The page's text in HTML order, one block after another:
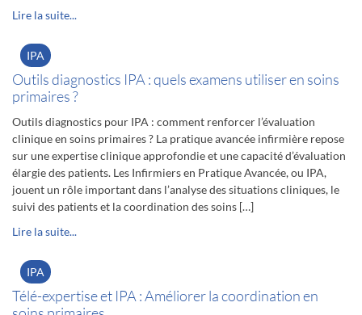
Lire la suite...
IPA
Outils diagnostics IPA : quels examens utiliser en soins
primaires ?
Outils diagnostics pour IPA : comment renforcer l’évaluation
clinique en soins primaires ? La pratique avancée infirmière repose
sur une expertise clinique approfondie et une capacité d’évaluation
élargie des patients. Les Infirmiers en Pratique Avancée, ou IPA,
jouent un rôle important dans l’analyse des situations cliniques, le
suivi des patients et la coordination des soins […]
Lire la suite...
IPA
Télé-expertise et IPA : Améliorer la coordination en